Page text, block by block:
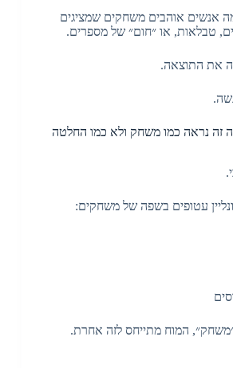
אנשים אוהבים משחקים שמציגים
טבלאות, או ״חום״ של מספרים.
את התוצאה.
זה נראה כמו משחק ולא כמו החלטה
עטופים בשפה של משחקים:
המוח מתייחס לזה אחרת.